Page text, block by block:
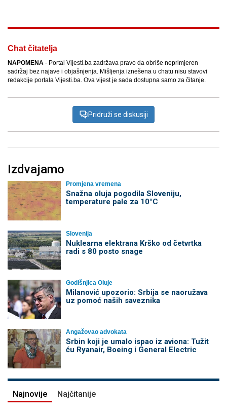
Chat čitatelja
NAPOMENA - Portal Vijesti.ba zadržava pravo da obriše neprimjeren
sadržaj bez najave i objašnjenja. Mišljenja iznešena u chatu nisu stavovi
redakcije portala Vijesti.ba. Ova vijest je sada dostupna samo za čitanje.
Pridruži se diskusiji
Izdvajamo
Promjena vremena
Snažna oluja pogodila Sloveniju,
temperature pale za 10°C
Slovenija
Nuklearna elektrana Krško od četvrtka
radi s 80 posto snage
Godišnjica Oluje
Milanović upozorio: Srbija se naoružava
uz pomoć naših saveznika
Angažovao advokata
Srbin koji je umalo ispao iz aviona: Tužit
ću Ryanair, Boeing i General Electric
Najnovije Najčitanije